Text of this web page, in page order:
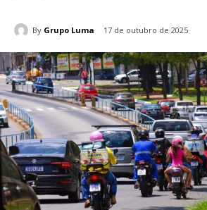
By Grupo Luma 17 de outubro de 2025